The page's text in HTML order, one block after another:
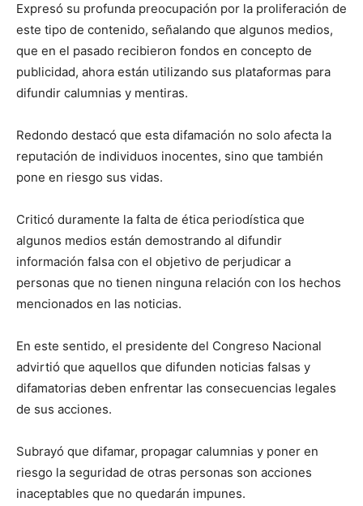
Expresó su profunda preocupación por la proliferación de
este tipo de contenido, señalando que algunos medios,
que en el pasado recibieron fondos en concepto de
publicidad, ahora están utilizando sus plataformas para
difundir calumnias y mentiras.
Redondo destacó que esta difamación no solo afecta la
reputación de individuos inocentes, sino que también
pone en riesgo sus vidas.
Criticó duramente la falta de ética periodística que
algunos medios están demostrando al difundir
información falsa con el objetivo de perjudicar a
personas que no tienen ninguna relación con los hechos
mencionados en las noticias.
En este sentido, el presidente del Congreso Nacional
advirtió que aquellos que difunden noticias falsas y
difamatorias deben enfrentar las consecuencias legales
de sus acciones.
Subrayó que difamar, propagar calumnias y poner en
riesgo la seguridad de otras personas son acciones
inaceptables que no quedarán impunes.